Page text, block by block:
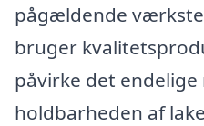
pågældende
bruger
påvirke det
holdbarheden af